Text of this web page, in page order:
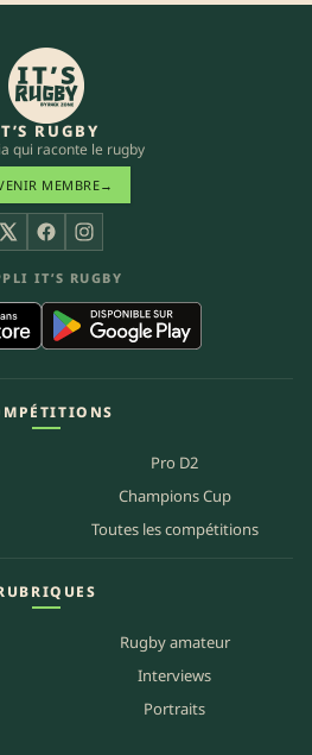
RUGBY
qui raconte le rugby
MEMBRE→
X FacebookInstagram
IT’S RUGBY
Pro D2
Champions Cup
Toutes les compétitions
Rugby amateur
Interviews
Portraits